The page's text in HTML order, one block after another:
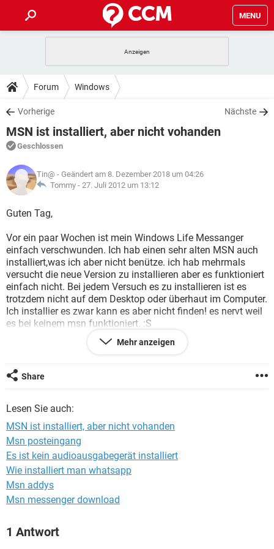
MENU
ANDROID
WINDOWS 10
WHATSAPP TIKTOK
FACEBOOK
TIPPS & TRICKS
SPIELE
WINDOWS 10
WHATSAPP
FACEBOOK HARDWARE
DOWNLOADS
SPIELE STREAMING
ANDROID
WINDOWS 10 INSTAGRAM
WHATSAPP
FACEBOOK
FORUM
SPIELE
ANDROID IOS
FACEBOOK HARDWARE
LEXIKON
SPIELE
ANDROID
WINDOWS 10 INSTAGRAM
WHATSAPP TIKTOK
FACEBOOK HARDWARE
Forum Windows
Vorherige Nächste
MSN ist installiert, aber nicht vohanden
Geschlossen
Tin@ - Geändert am 8. Dezember 2018 um 04:26
Tommy - 27. Juli 2012 um 13:12
Guten Tag,
Vor ein paar Wochen ist mein Windows Life Messanger
einfach verschwunden. Ich hab einen sehr alten MSN auch
installiert,was ich aber nicht benütze. ich hab mehrmals
versucht die neue Version zu installieren aber es funktioniert
einfach nicht. Bei jedem Versuch es zu installieren ist es
trotzdem nicht auf dem Desktop oder überhaut im Computer.
Ich installier es zwar kann es aber nicht finden! es nervt weil
es bei keinem msn funktioniert. :S
danke schon im vorraus :)
Konfiguration:
Mehr anzeigen
Share
Lesen Sie auch:
MSN ist installiert, aber nicht vohanden
Msn posteingang
Es ist kein audioausgabegerät installiert
Wie installiert man whatsapp
Msn addys
Msn messenger download
1 Antwort